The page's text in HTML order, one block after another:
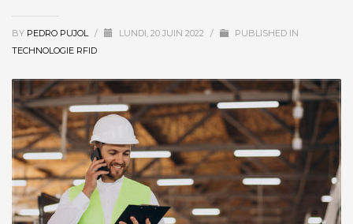
BY PEDRO PUJOL / LUNDI, 20 JUIN 2022 /
PUBLISHED IN
TECHNOLOGIE RFID